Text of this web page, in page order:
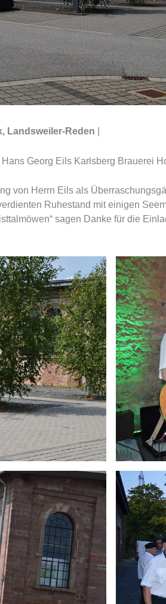
Landsweiler-Reden
Georg Eils Karlsberg Brauerei
von Herrn Eils als
Ruhestand mit einigen
sagen Danke für die